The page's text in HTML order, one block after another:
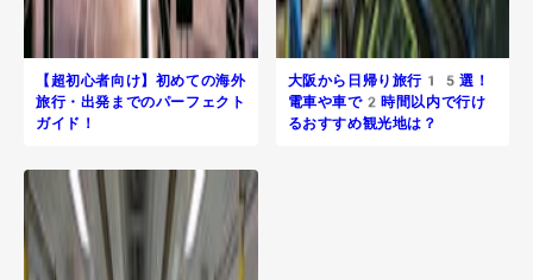
【超初心者向け】初めての海外
旅行・出発までのパーフェクト
ガイド！
大阪から日帰り旅行​15選！
電車や車で2時間以内で行け
るおすすめ観光地は？